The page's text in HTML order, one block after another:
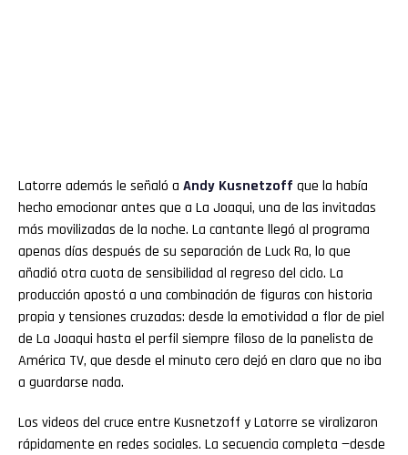
Latorre además le señaló a Andy Kusnetzoff que la había
hecho emocionar antes que a La Joaqui, una de las invitadas
más movilizadas de la noche. La cantante llegó al programa
apenas días después de su separación de Luck Ra, lo que
añadió otra cuota de sensibilidad al regreso del ciclo. La
producción apostó a una combinación de figuras con historia
propia y tensiones cruzadas: desde la emotividad a flor de piel
de La Joaqui hasta el perfil siempre filoso de la panelista de
América TV, que desde el minuto cero dejó en claro que no iba
a guardarse nada.
Los videos del cruce entre Kusnetzoff y Latorre se viralizaron
rápidamente en redes sociales. La secuencia completa —desde